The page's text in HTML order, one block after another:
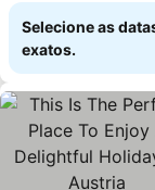
Selecione as
exatos.